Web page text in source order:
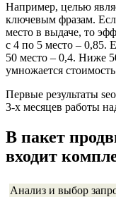
Например, целью
ключевым фразам.
место в выдаче, то
с 4 по 5 место – 0,85.
50 место – 0,4. Ниже
умножается
Первые результаты
3-х месяцев работы
В пакет
входит
Анализ и выбор